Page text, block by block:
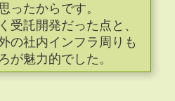
ったからです。
受託開発だった点と、
の社内インフラ周りも
が魅力的でした。